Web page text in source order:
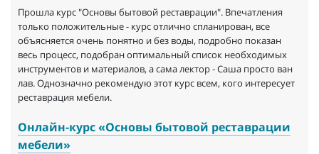
Прошла курс "Основы бытовой реставрации". Впечатления
только положительные - курс отлично спланирован, все
объясняется очень понятно и без воды, подробно показан
весь процесс, подобран оптимальный список необходимых
инструментов и материалов, а сама лектор - Саша просто ван
лав. Однозначно рекомендую этот курс всем, кого интересует
реставрация мебели.
Онлайн-курс «Основы бытовой реставрации
мебели»